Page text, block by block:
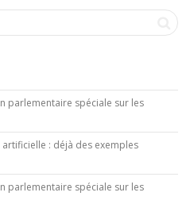
parlementaire spéciale sur les
artificielle : déjà des exemples
parlementaire spéciale sur les